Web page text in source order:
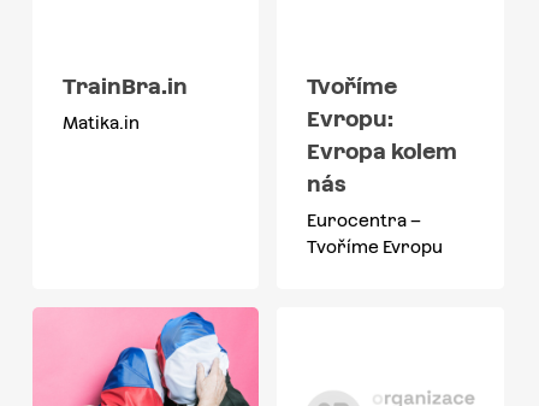
TrainBra.in
Matika.in
Tvoříme
Evropu:
Evropa kolem
nás
Eurocentra –
Tvoříme Evropu